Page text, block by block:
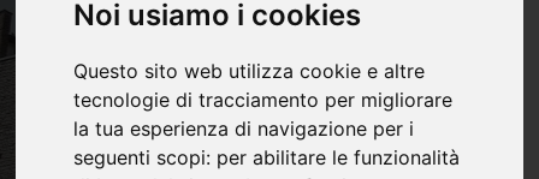
Noi usiamo i cookies
Questo sito web utilizza cookie e altre
tecnologie di tracciamento per migliorare
la tua esperienza di navigazione per i
seguenti scopi: per abilitare le funzionalità
VENDUTO